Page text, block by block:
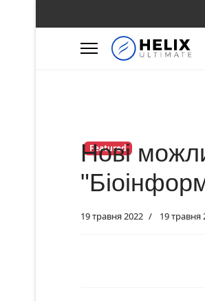
Featured
Нові
19 травня 2022 19 травня